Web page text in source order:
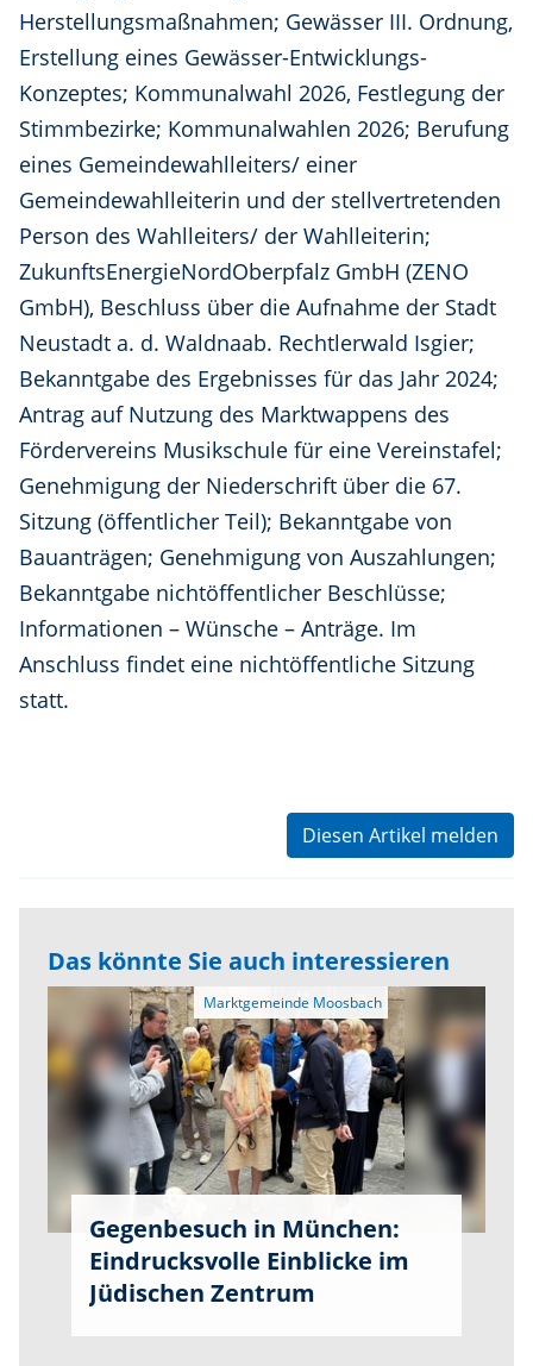
Herstellungsmaßnahmen; Gewässer III. Ordnung,
Erstellung eines Gewässer-Entwicklungs-
Konzeptes; Kommunalwahl 2026, Festlegung der
Stimmbezirke; Kommunalwahlen 2026; Berufung
eines Gemeindewahlleiters/ einer
Gemeindewahlleiterin und der stellvertretenden
Person des Wahlleiters/ der Wahlleiterin;
ZukunftsEnergieNordOberpfalz GmbH (ZENO
GmbH), Beschluss über die Aufnahme der Stadt
Neustadt a. d. Waldnaab. Rechtlerwald Isgier;
Bekanntgabe des Ergebnisses für das Jahr 2024;
Antrag auf Nutzung des Marktwappens des
Fördervereins Musikschule für eine Vereinstafel;
Genehmigung der Niederschrift über die 67.
Sitzung (öffentlicher Teil); Bekanntgabe von
Bauanträgen; Genehmigung von Auszahlungen;
Bekanntgabe nichtöffentlicher Beschlüsse;
Informationen – Wünsche – Anträge. Im
Anschluss findet eine nichtöffentliche Sitzung
statt.
Diesen Artikel melden
Das könnte Sie auch interessieren
Marktgemeinde Moosbach
Gegenbesuch in München:
Eindrucksvolle Einblicke im
Jüdischen Zentrum